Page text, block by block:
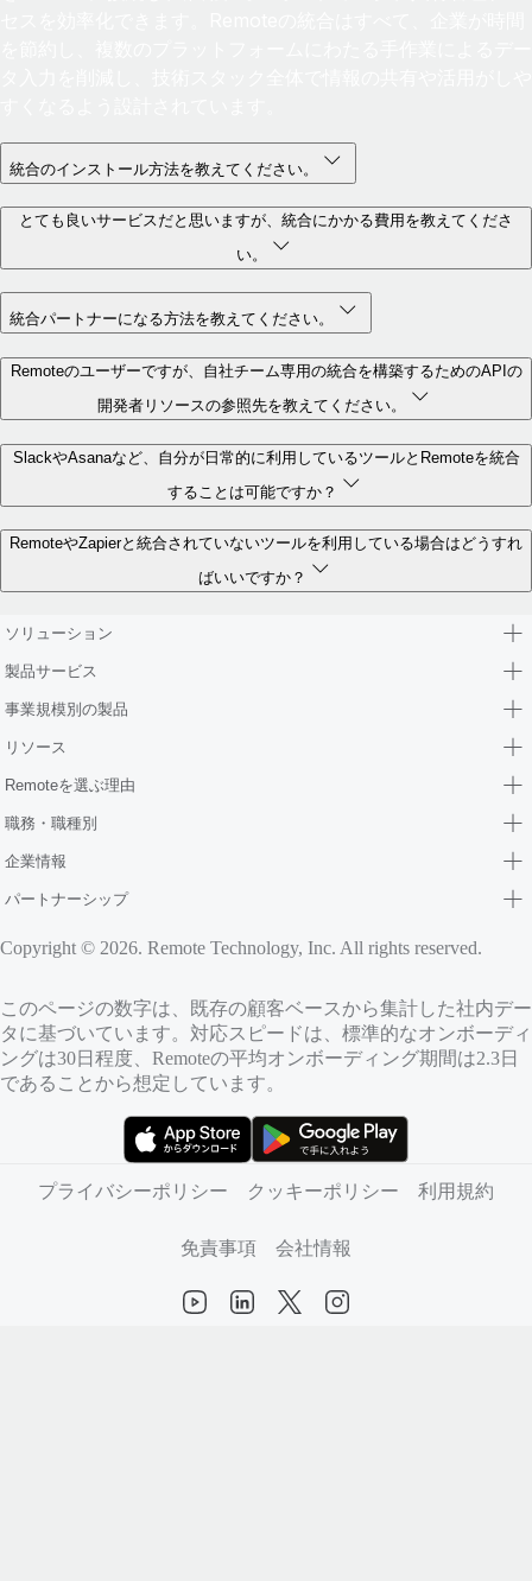
統合のインストール方法を教えてください。
とても良いサービスだと思いますが、統合にかかる費用を教えてくださ
い。
統合パートナーになる方法を教えてください。
Remoteのユーザーですが、自社チーム専用の統合を構築するためのAPIの
開発者リソースの参照先を教えてください。
SlackやAsanaなど、自分が日常的に利用しているツールとRemoteを統合
することは可能ですか？
RemoteやZapierと統合されていないツールを利用している場合はどうすれ
ばいいですか？
ソリューション
製品サービス
事業規模別の製品
リソース
Remoteを選ぶ理由
職務・職種別
企業情報
パートナーシップ
Copyright © 2026. Remote Technology, Inc. All rights reserved.
このページの数字は、既存の顧客ベースから集計した社内デー
タに基づいています。対応スピードは、標準的なオンボーディ
ングは30日程度、Remoteの平均オンボーディング期間は2.3日
であることから想定しています。
プライバシーポリシー
クッキーポリシー 利用規約
免責事項 会社情報